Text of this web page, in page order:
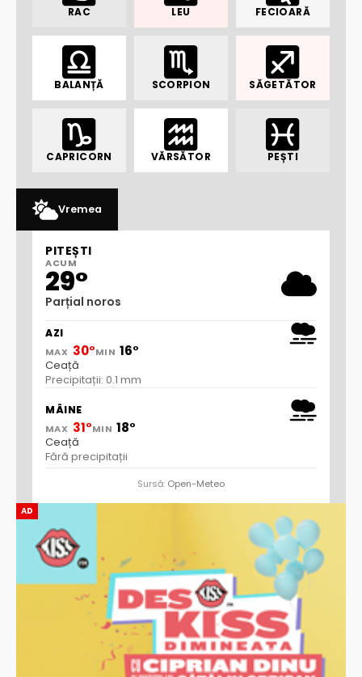
AD
RAC LEU FECIOARĂ
BALANȚĂ SCORPION SĂGETĂTOR
CAPRICORN VĂRSĂTOR PEȘTI
Vremea
PITEȘTI
ACUM
29°
Parțial noros
AZI
MAX 30°MIN 16°
Ceață
Precipitații: 0.1 mm
MÂINE
MAX 31°MIN 18°
Ceață
Fără precipitații
Sursă: Open-Meteo